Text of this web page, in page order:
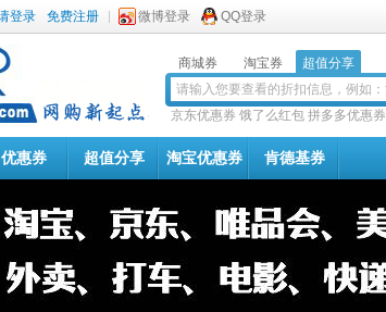
登录 免费注册 微博登录 QQ登录
商城券 淘宝券 超值分享
京东优惠券 饿了么红包 拼多多优惠券
优惠券 超值分享 淘宝优惠券 肯德基券